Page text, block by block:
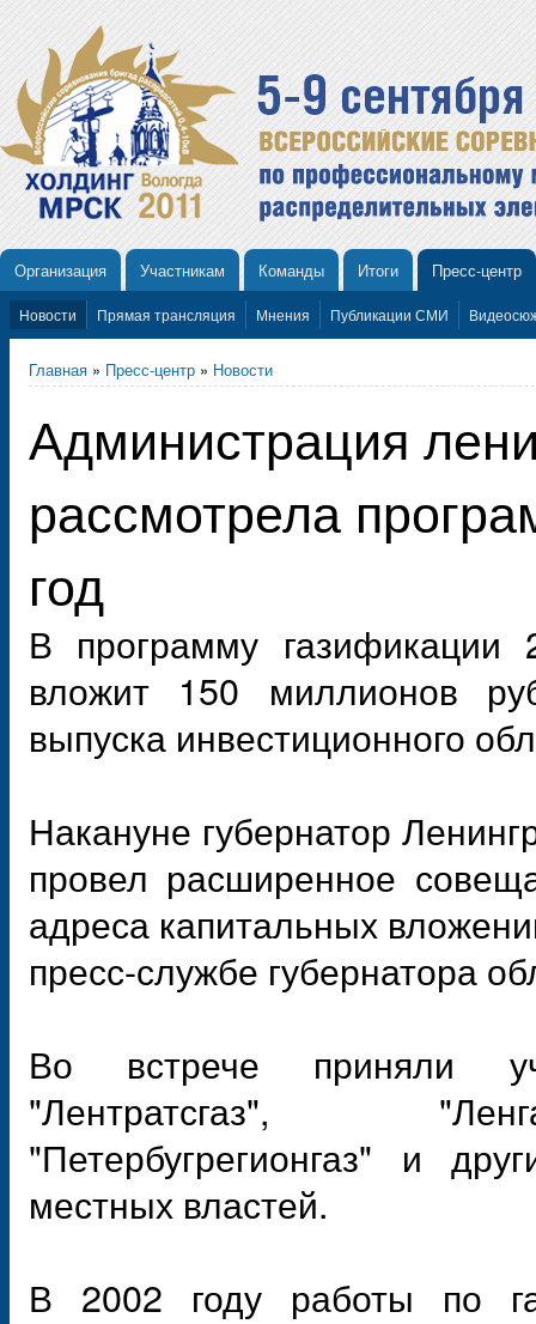
Организация Участникам Команды Итоги Пресс-центр
Новости Прямая трансляция Мнения Публикации СМИ
Главная » Пресс-центр » Новости
Администрация
рассмотрела
год
В программу газификации
вложит 150 миллионов
выпуска инвестиционного
Накануне губернатор
провел расширенное
адреса капитальных
пресс-службе губернатора
Во встрече приняли
"Лентратсгаз",
"Петербугрегионгаз" и
местных властей.
В 2002 году работы по